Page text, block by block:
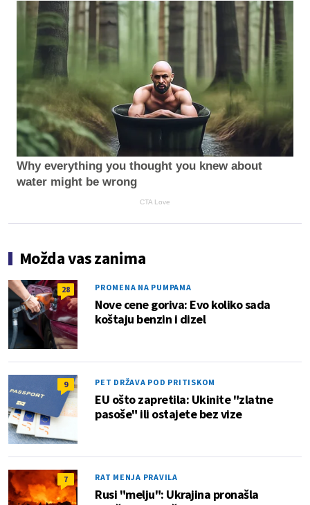
Why everything you thought you knew about
water might be wrong
CTA Love
Možda vas zanima
28 PROMENA NA PUMPAMA
Nove cene goriva: Evo koliko sada
koštaju benzin i dizel
9 PET DRŽAVA POD PRITISKOM
EU ošto zapretila: Ukinite "zlatne
pasoše" ili ostajete bez vize
7 RAT MENJA PRAVILA
Rusi "melju": Ukrajina pronašla